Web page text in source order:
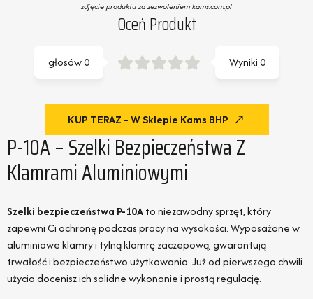
zdjęcie produktu za zezwoleniem kams.com.pl
Oceń Produkt
Wyniki0
głosów0
KUP TERAZ - W Sklepie Kams BHP
P-10A – Szelki Bezpieczeństwa Z
Klamrami Aluminiowymi
Szelki bezpieczeństwa P-10Ato niezawodny sprzęt, który
zapewni Ci ochronę podczas pracy na wysokości. Wyposażone w
aluminiowe klamry i tylną klamrę zaczepową, gwarantują
trwałość i bezpieczeństwo użytkowania. Już od pierwszego chwili
użycia docenisz ich solidne wykonanie i prostą regulację.